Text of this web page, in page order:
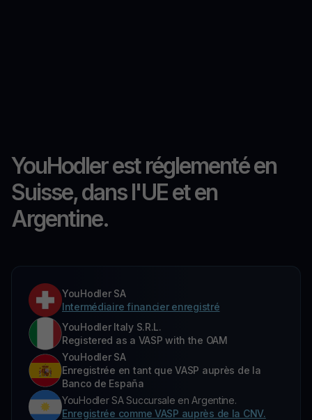
YouHodler est réglementé en
Suisse, dans l'UE et en
Argentine.
YouHodler SA
Intermédiaire financier enregistré
YouHodler Italy S.R.L.
Registered as a VASP with the OAM
YouHodler SA
Enregistrée en tant que VASP auprès de la
Banco de España
YouHodler SA Succursale en Argentine.
Enregistrée comme VASP auprès de la CNV.